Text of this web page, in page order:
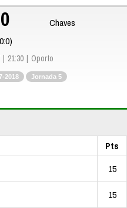
Chaves
21:30 Oporto
2018 Jornada 5
Pts
15
15